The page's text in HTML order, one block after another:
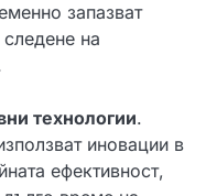
запазват
на
технологии.
иновации в
ефективност,